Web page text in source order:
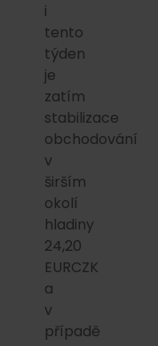
i
tento
týden
je
zatím
stabilizace
obchodování
v
širším
okolí
hladiny
24,20
EURCZK
a
v
případě